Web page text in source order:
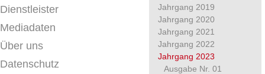
Dienstleister
Mediadaten
Über uns
Datenschutz
Jahrgang 2019
Jahrgang 2020
Jahrgang 2021
Jahrgang 2022
Jahrgang 2023
Ausgabe Nr. 01